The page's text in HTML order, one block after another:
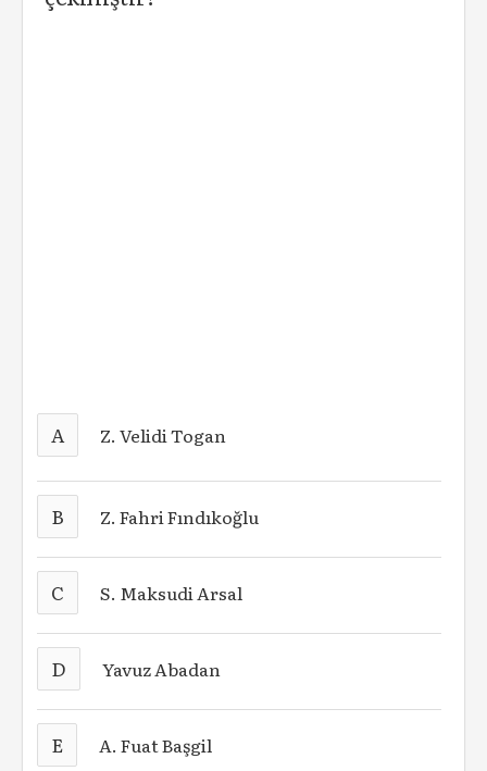
A Z. Velidi Togan
B Z. Fahri Fındıkoğlu
C S. Maksudi Arsal
D Yavuz Abadan
E A. Fuat Başgil